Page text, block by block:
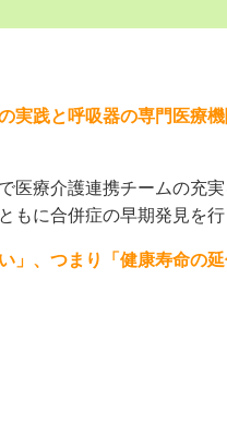
実践と呼吸器の専門医療
医療介護連携チームの充実
もに合併症の早期発見を行
」、つまり「健康寿命の